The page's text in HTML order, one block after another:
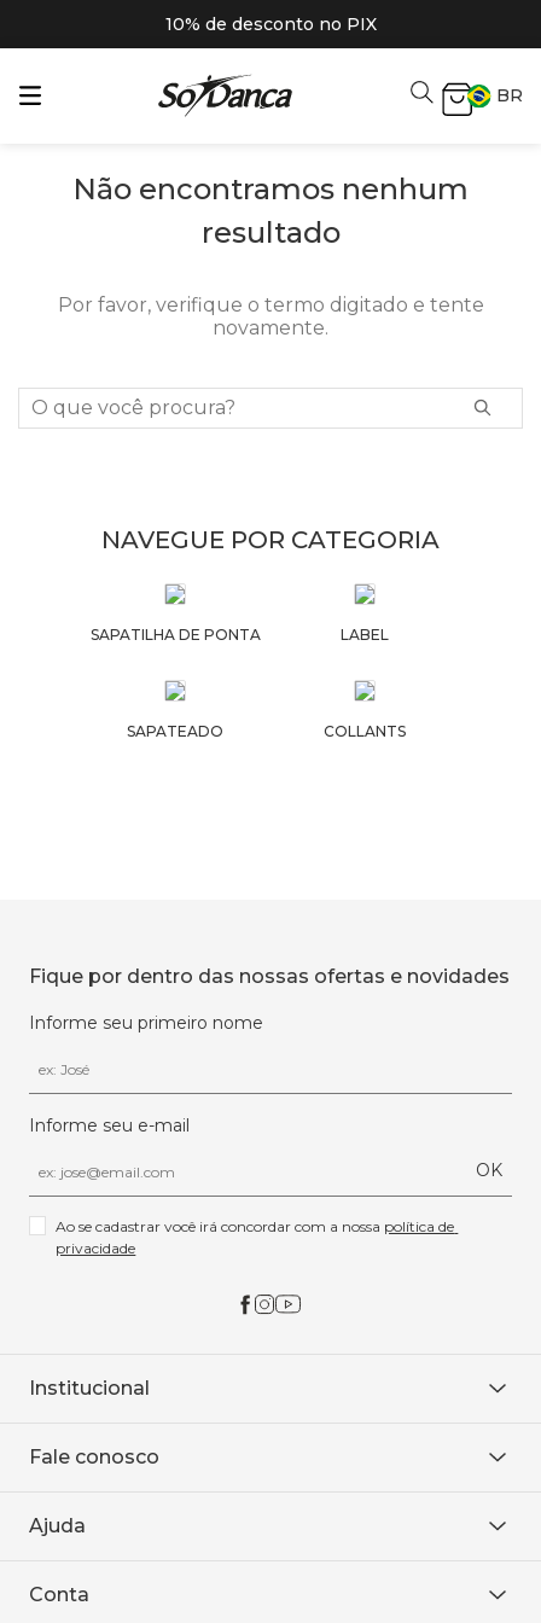
10% de desconto no PIX
BR
Não encontramos nenhum
resultado
Por favor, verifique o termo digitado e tente
novamente.
O que você procura?
NAVEGUE POR CATEGORIA
SAPATILHA DE PONTA LABEL
SAPATEADO COLLANTS
Fique por dentro das nossas ofertas e novidades
Informe seu primeiro nome
Informe seu e-mail
OK
Ao se cadastrar você irá concordar com a nossa política de
privacidade
Institucional
Onde encontrar
Baixe o APP
Fale conosco
WhatsApp
Ajuda
Política de entrega
Conta